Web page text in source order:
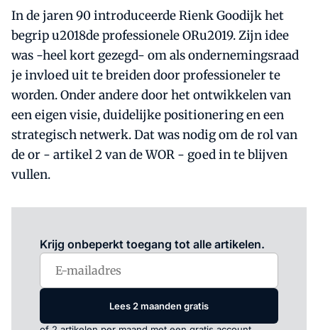
In de jaren 90 introduceerde Rienk Goodijk het
begrip u2018de professionele ORu2019. Zijn idee
was -heel kort gezegd- om als ondernemingsraad
je invloed uit te breiden door professioneler te
worden. Onder andere door het ontwikkelen van
een eigen visie, duidelijke positionering en een
strategisch netwerk. Dat was nodig om de rol van
de or - artikel 2 van de WOR - goed in te blijven
vullen.
Krijg onbeperkt toegang tot alle artikelen.
Lees 2 maanden gratis